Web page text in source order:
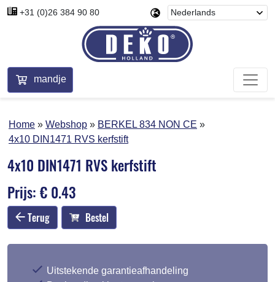
+31 (0)26 384 90 80
mandje
Home Webshop
BERKEL 834 NON CE
4x10 DIN1471 RVS kerfstift
4x10 DIN1471 RVS kerfstift
Prijs: € 0.43
Terug Bestel
Uitstekende garantieafhandeling